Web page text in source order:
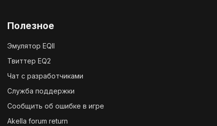
Полезное
Эмулятор EQII
Твиттер EQ2
Чат с разработчиками
Служба поддержки
Сообщить об ошибке в игре
Akella forum return